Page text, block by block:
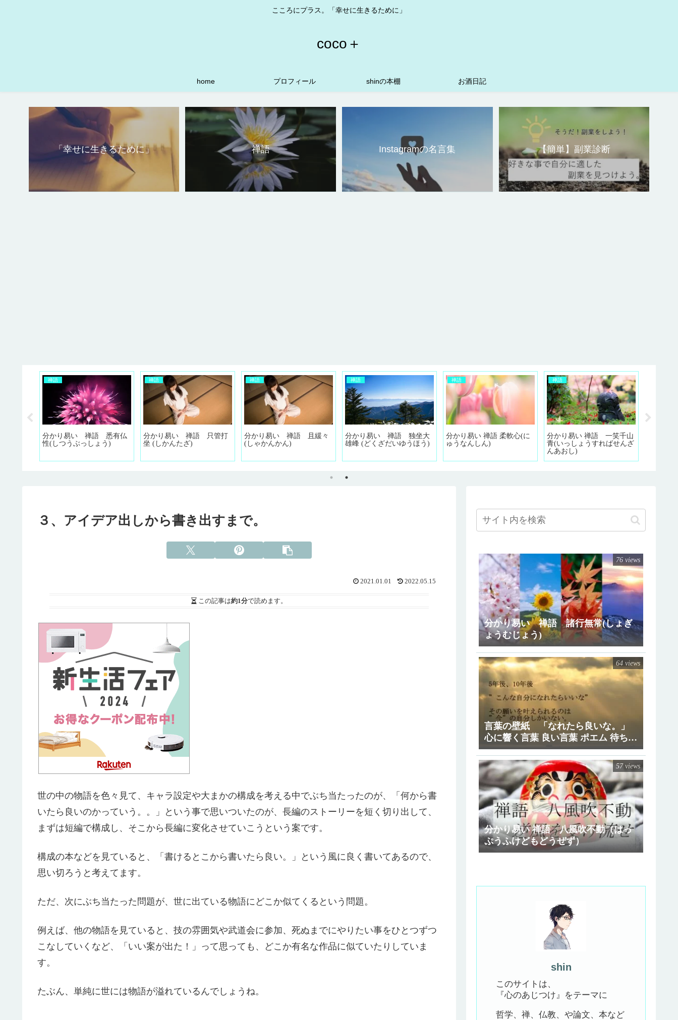
こころにプラス。「幸せに生きるために」
coco＋
home プロフィール shinの本棚 お酒日記
「幸せに生きるために」 禅語 Instagramの名言集 【簡単】副業診断
禅語
分かり易い 禅語 悉有仏
性(しつうぶっしょう)
禅語
分かり易い 禅語 只管打
坐 (しかんたざ)
禅語
分かり易い 禅語 且緩々
(しゃかんかん)
禅語
分かり易い 禅語 独坐大
雄峰 (どくざだいゆうほう)
禅語
分かり易い 禅語 柔軟心(に
ゅうなんしん)
禅語
分かり易い 禅語 一笑千山
青(いっしょうすればせんざ
んあおし)
３、アイデア出しから書き出すまで。
2021.01.01 2022.05.15
この記事は約1分で読めます。
世の中の物語を色々見て、キャラ設定や大まかの構成を考える中でぶち当たったのが、「何から書
いたら良いのかっていう。。」という事で思いついたのが、長編のストーリーを短く切り出して、
まずは短編で構成し、そこから長編に変化させていこうという案です。
構成の本などを見ていると、「書けるとこから書いたら良い。」という風に良く書いてあるので、
思い切ろうと考えてます。
ただ、次にぶち当たった問題が、世に出ている物語にどこか似てくるという問題。
例えば、他の物語を見ていると、技の雰囲気や武道会に参加、死ぬまでにやりたい事をひとつずつ
こなしていくなど、「いい案が出た！」って思っても、どこか有名な作品に似ていたりしていま
す。
たぶん、単純に世には物語が溢れているんでしょうね。
分かり易い 禅語 諸行無常(しょぎ
ょうむじょう)
76 views
言葉の壁紙 「なれたら良いな。」
心に響く言葉 良い言葉 ポエム 待ち受
け
64 views
分かり易い 禅語 八風吹不動（はっ
ぷうふけどもどうぜず）
57 views
shin
このサイトは、
『心のあじつけ』をテーマに
哲学、禅、仏教、や論文、本など